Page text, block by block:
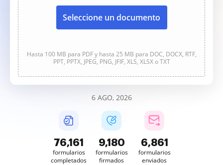
Seleccione un documento
Hasta 100 MB para PDF y hasta 25 MB para DOC, DOCX, RTF,
PPT, PPTX, JPEG, PNG, JFIF, XLS, XLSX o TXT
6 AGO, 2026
76,161
formularios
completados
9,180
formularios
firmados
6,861
formularios
enviados